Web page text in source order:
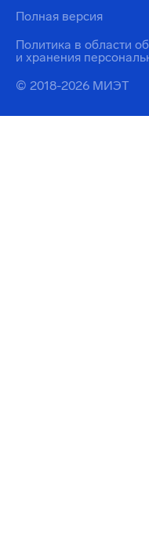
© 2018-2026 МИЭТ
Политика в области
и хранения
Полная версия